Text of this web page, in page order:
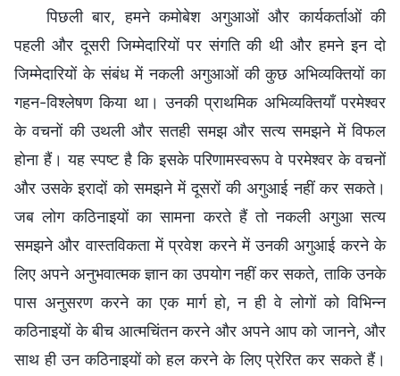
पिछली बार, हमने कमोबेश अगुआओं और कार्यकर्ताओं की
पहली और दूसरी जिम्मेदारियों पर संगति की थी और हमने इन दो
जिम्मेदारियों के संबंध में नकली अगुआओं की कुछ अभिव्यक्तियों का
गहन-विश्लेषण किया था। उनकी प्राथमिक अभिव्यक्तियाँ परमेश्वर
के वचनों की उथली और सतही समझ और सत्य समझने में विफल
होना हैं। यह स्पष्ट है कि इसके परिणामस्वरूप वे परमेश्वर के वचनों
और उसके इरादों को समझने में दूसरों की अगुआई नहीं कर सकते।
जब लोग कठिनाइयों का सामना करते हैं तो नकली अगुआ सत्य
समझने और वास्तविकता में प्रवेश करने में उनकी अगुआई करने के
लिए अपने अनुभवात्मक ज्ञान का उपयोग नहीं कर सकते, ताकि उनके
पास अनुसरण करने का एक मार्ग हो, न ही वे लोगों को विभिन्न
कठिनाइयों के बीच आत्मचिंतन करने और अपने आप को जानने, और
साथ ही उन कठिनाइयों को हल करने के लिए प्रेरित कर सकते हैं।